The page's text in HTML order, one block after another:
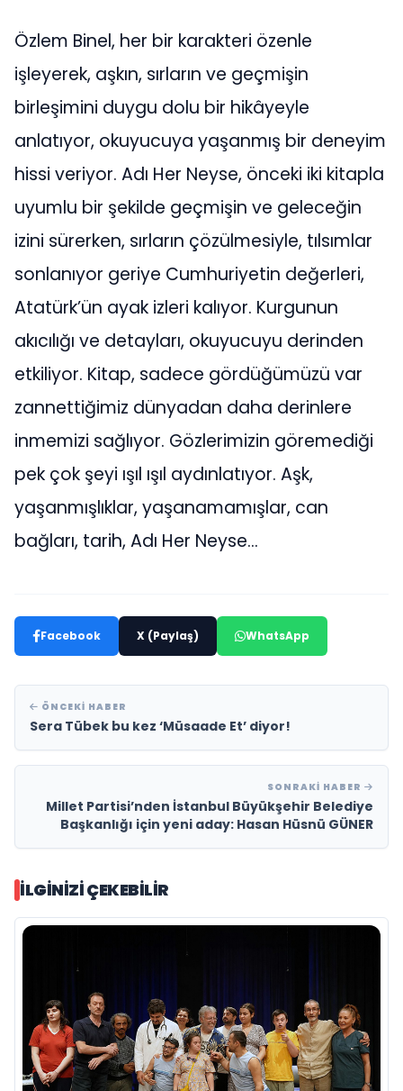
Özlem Binel, her bir karakteri özenle
işleyerek, aşkın, sırların ve geçmişin
birleşimini duygu dolu bir hikâyeyle
anlatıyor, okuyucuya yaşanmış bir deneyim
hissi veriyor. Adı Her Neyse, önceki iki kitapla
uyumlu bir şekilde geçmişin ve geleceğin
izini sürerken, sırların çözülmesiyle, tılsımlar
sonlanıyor geriye Cumhuriyetin değerleri,
Atatürk’ün ayak izleri kalıyor. Kurgunun
akıcılığı ve detayları, okuyucuyu derinden
etkiliyor. Kitap, sadece gördüğümüzü var
zannettiğimiz dünyadan daha derinlere
inmemizi sağlıyor. Gözlerimizin göremediği
pek çok şeyi ışıl ışıl aydınlatıyor. Aşk,
yaşanmışlıklar, yaşanamamışlar, can
bağları, tarih, Adı Her Neyse…
Facebook X (Paylaş) WhatsApp
ÖNCEKI HABER
Sera Tübek bu kez ‘Müsaade Et’ diyor!
SONRAKI HABER
Millet Partisi’nden İstanbul Büyükşehir Belediye
Başkanlığı için yeni aday: Hasan Hüsnü GÜNER
İLGINIZI ÇEKEBILIR